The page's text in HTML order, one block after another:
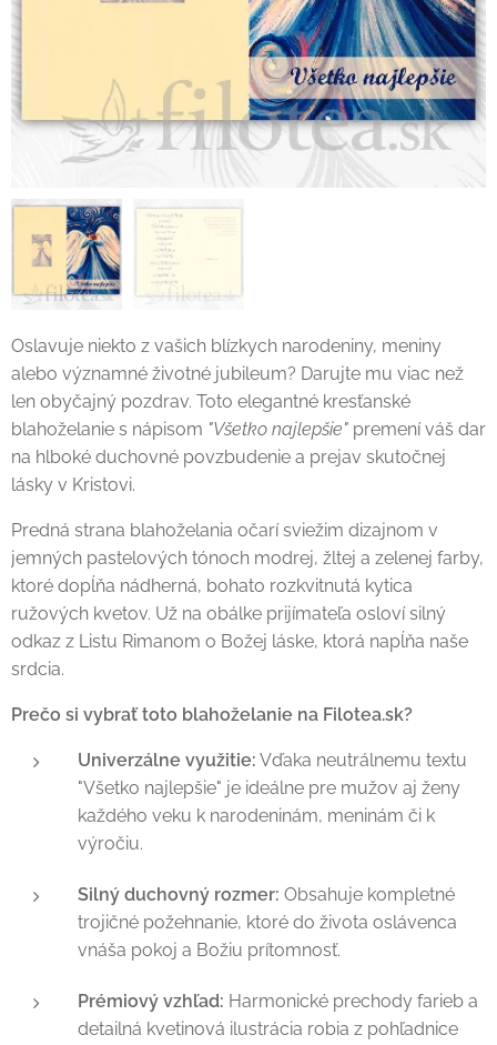
Oslavuje niekto z vašich blízkych narodeniny, meniny
alebo významné životné jubileum? Darujte mu viac než
len obyčajný pozdrav. Toto elegantné kresťanské
blahoželanie s nápisom "Všetko najlepšie" premení váš dar
na hlboké duchovné povzbudenie a prejav skutočnej
lásky v Kristovi.
Predná strana blahoželania očarí sviežim dizajnom v
jemných pastelových tónoch modrej, žltej a zelenej farby,
ktoré dopĺňa nádherná, bohato rozkvitnutá kytica
ružových kvetov. Už na obálke prijímateľa osloví silný
odkaz z Listu Rimanom o Božej láske, ktorá napĺňa naše
srdcia.
Prečo si vybrať toto blahoželanie na Filotea.sk?
Univerzálne využitie: Vďaka neutrálnemu textu
"Všetko najlepšie" je ideálne pre mužov aj ženy
každého veku k narodeninám, meninám či k
výročiu.
Silný duchovný rozmer: Obsahuje kompletné
trojičné požehnanie, ktoré do života oslávenca
vnáša pokoj a Božiu prítomnosť.
Prémiový vzhľad: Harmonické prechody farieb a
detailná kvetinová ilustrácia robia z pohľadnice